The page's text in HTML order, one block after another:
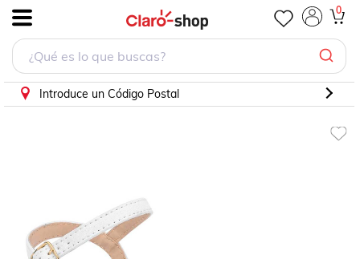
0
Introduce un Código Postal
Sandalia Belua Blanco 35140